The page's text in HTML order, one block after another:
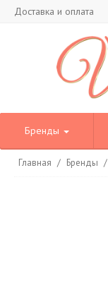
Доставка и оплата
Бренды
Главная / Бренды /